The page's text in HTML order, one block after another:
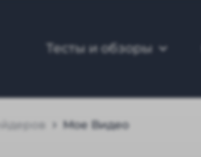
Тесты и обзоры
Мое Видео